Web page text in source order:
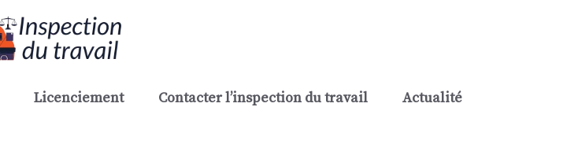
Licenciement Contacter l’inspection du travail Actualité